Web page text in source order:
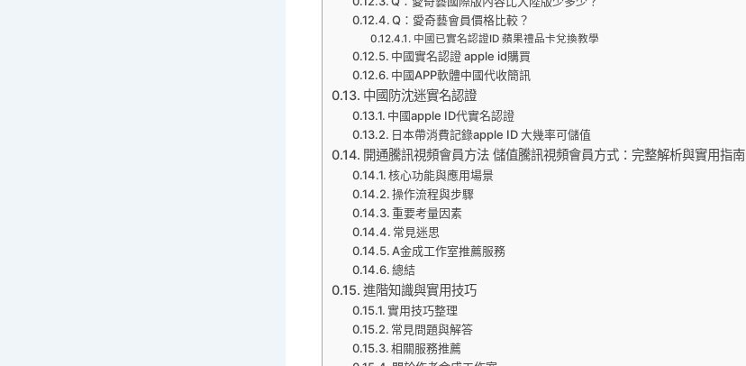
Q：愛奇藝會員價格比較？
中國已實名認證ID 蘋果禮品卡兌換教學
中國實名認證 apple id購買
中國APP軟體中國代收簡訊
中國防沈迷實名認證
中國apple ID代實名認證
日本帶消費記錄apple ID 大幾率可儲值
開通騰訊視頻會員方法 儲值騰訊視頻會員方式：完整解析與實用指南
核心功能與應用場景
操作流程與步驟
重要考量因素
常見迷思
A金成工作室推薦服務
總結
進階知識與實用技巧
實用技巧整理
常見問題與解答
相關服務推薦